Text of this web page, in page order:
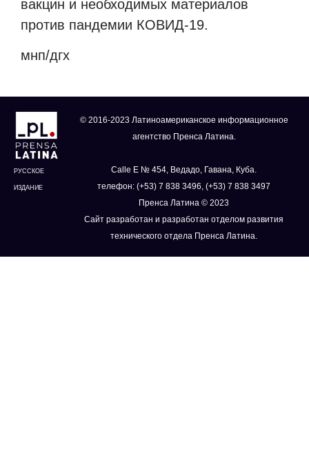
вакцин и необходимых материалов
против пандемии КОВИД-19.
мнп/дгх
РУССКОЕ
ИЗДАНИЕ
© 2016-2023 Латиноамериканское информационное
агентство Пренса Латина.
Calle E № 454, Ведадо, Гавана, Куба.
телефон: (+53) 7 838 3496, (+53) 7 838 3497
Пренса Латина © 2023
Сайт разработан и разработан отделом развития
технического отдела Пренса Латина.